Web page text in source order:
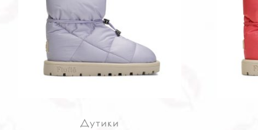
Дутики